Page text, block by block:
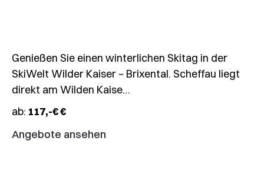
Genießen Sie einen winterlichen Skitag in der
SkiWelt Wilder Kaiser – Brixental. Scheffau liegt
direkt am Wilden Kaise…
ab: 117,-€ €
Angebote ansehen